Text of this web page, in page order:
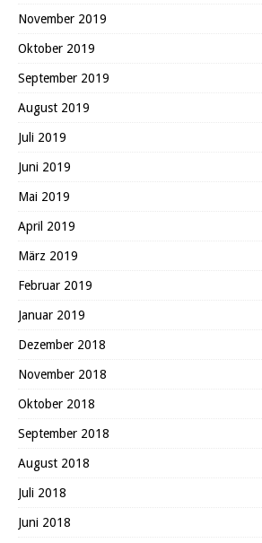
November 2019
Oktober 2019
September 2019
August 2019
Juli 2019
Juni 2019
Mai 2019
April 2019
März 2019
Februar 2019
Januar 2019
Dezember 2018
November 2018
Oktober 2018
September 2018
August 2018
Juli 2018
Juni 2018